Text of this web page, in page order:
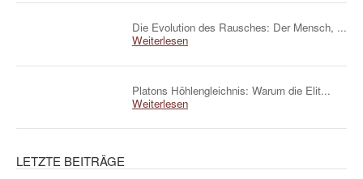
Die Evolution des Rausches: Der Mensch, ...
Weiterlesen
Platons Höhlengleichnis: Warum die Elit...
Weiterlesen
LETZTE BEITRÄGE